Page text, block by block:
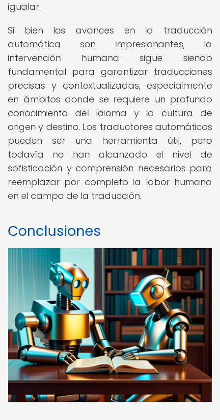
igualar.
Si bien los avances en la traducción
automática son impresionantes, la
intervención humana sigue siendo
fundamental para garantizar traducciones
precisas y contextualizadas, especialmente
en ámbitos donde se requiere un profundo
conocimiento del idioma y la cultura de
origen y destino. Los traductores automáticos
pueden ser una herramienta útil, pero
todavía no han alcanzado el nivel de
sofisticación y comprensión necesarios para
reemplazar por completo la labor humana
en el campo de la traducción.
Conclusiones